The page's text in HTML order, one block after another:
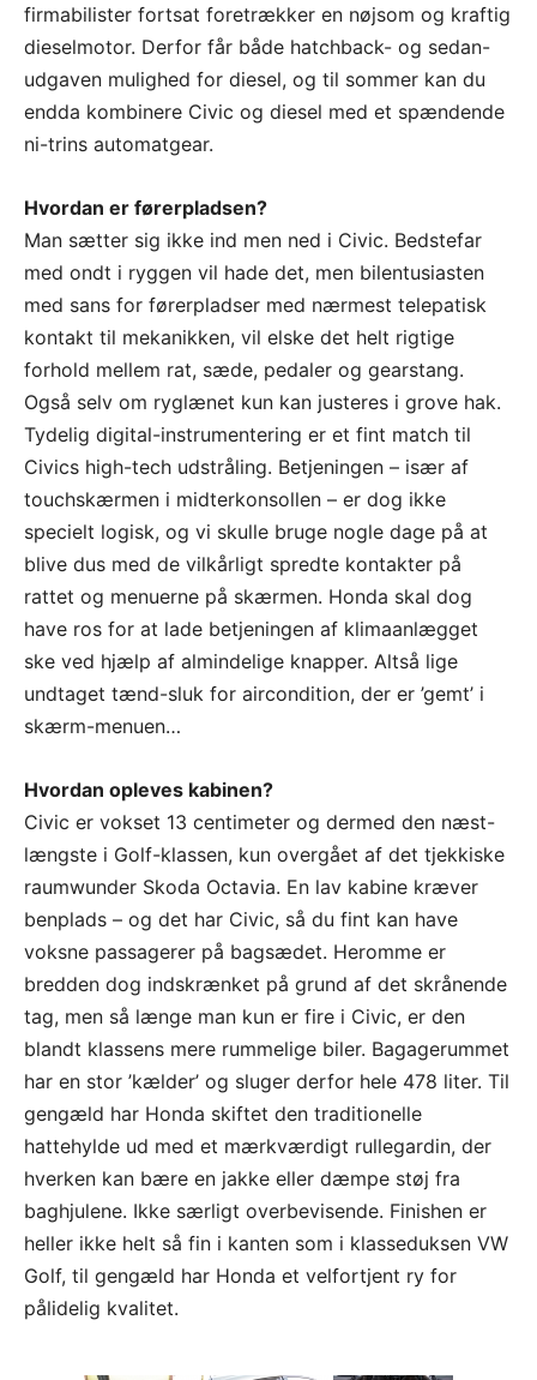
firmabilister fortsat foretrækker en nøjsom og kraftig
dieselmotor. Derfor får både hatchback- og sedan-
udgaven mulighed for diesel, og til sommer kan du
endda kombinere Civic og diesel med et spændende
ni-trins automatgear.
Hvordan er førerpladsen?
Man sætter sig ikke ind men ned i Civic. Bedstefar
med ondt i ryggen vil hade det, men bilentusiasten
med sans for førerpladser med nærmest telepatisk
kontakt til mekanikken, vil elske det helt rigtige
forhold mellem rat, sæde, pedaler og gearstang.
Også selv om ryglænet kun kan justeres i grove hak.
Tydelig digital-instrumentering er et fint match til
Civics high-tech udstråling. Betjeningen – især af
touchskærmen i midterkonsollen – er dog ikke
specielt logisk, og vi skulle bruge nogle dage på at
blive dus med de vilkårligt spredte kontakter på
rattet og menuerne på skærmen. Honda skal dog
have ros for at lade betjeningen af klimaanlægget
ske ved hjælp af almindelige knapper. Altså lige
undtaget tænd-sluk for aircondition, der er ’gemt’ i
skærm-menuen…
Hvordan opleves kabinen?
Civic er vokset 13 centimeter og dermed den næst-
længste i Golf-klassen, kun overgået af det tjekkiske
raumwunder Skoda Octavia. En lav kabine kræver
benplads – og det har Civic, så du fint kan have
voksne passagerer på bagsædet. Heromme er
bredden dog indskrænket på grund af det skrånende
tag, men så længe man kun er fire i Civic, er den
blandt klassens mere rummelige biler. Bagagerummet
har en stor ’kælder’ og sluger derfor hele 478 liter. Til
gengæld har Honda skiftet den traditionelle
hattehylde ud med et mærkværdigt rullegardin, der
hverken kan bære en jakke eller dæmpe støj fra
baghjulene. Ikke særligt overbevisende. Finishen er
heller ikke helt så fin i kanten som i klasseduksen VW
Golf, til gengæld har Honda et velfortjent ry for
pålidelig kvalitet.